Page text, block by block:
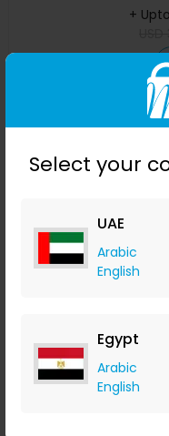
Select your
UAE
Arabic
English
Egypt
Arabic
English
+
TPA3116D2 100W+100W مضخم بلوتوث للصوت أمبير رقمي بقناتين
RGB مدمجة مع دعم الإشارة الرقمية الضوئية RCA Coaxial Optical